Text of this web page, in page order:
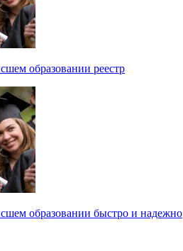
образовании реестр
образовании быстро и надежно